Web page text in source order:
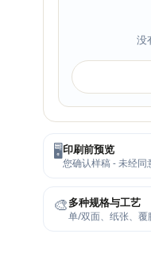
没
🖥️印刷前预览
您确认样稿 - 未经同
🎨多种规格与工艺
单/双面、纸张、